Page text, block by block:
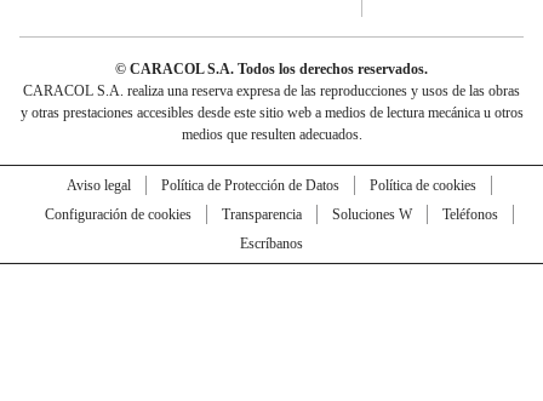
© CARACOL S.A. Todos los derechos reservados.
CARACOL S.A. realiza una reserva expresa de las reproducciones y usos de las obras
y otras prestaciones accesibles desde este sitio web a medios de lectura mecánica u otros
medios que resulten adecuados.
Aviso legal Política de Protección de Datos
Política de cookies
Configuración de cookies
Transparencia Soluciones W
Teléfonos
Escríbanos